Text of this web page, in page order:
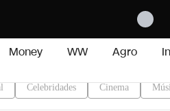
Money WW Agro
Celebridades Cinema